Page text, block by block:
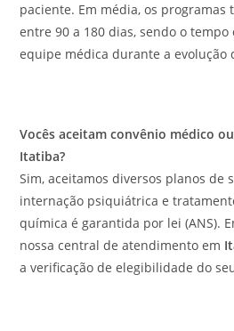
paciente. Em média, os programas
entre 90 a 180 dias, sendo o
equipe médica durante a evolução
Vocês aceitam convênio médico
Itatiba?
Sim, aceitamos diversos planos de
internação psiquiátrica e
química é garantida por lei (ANS).
nossa central de atendimento em
a verificação de elegibilidade do